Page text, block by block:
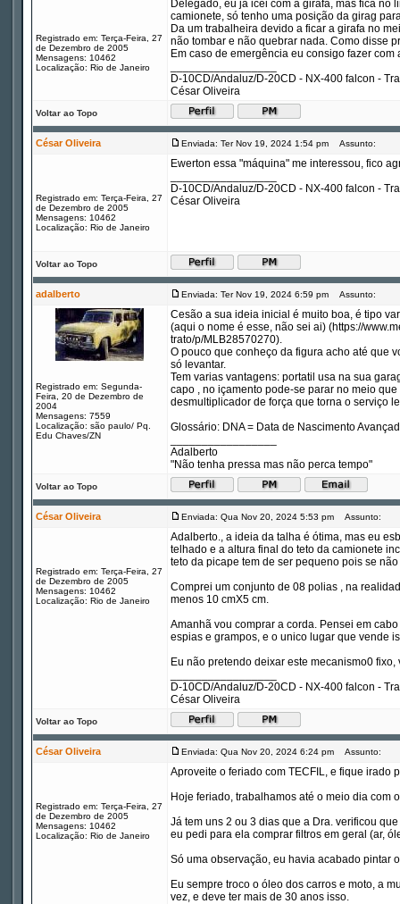
Registrado em: Terça-Feira, 27
de Dezembro de 2005
Mensagens: 10462
Localização: Rio de Janeiro
Delegado, eu já icei com a girafa, mas fica no
camionete, só tenho uma posição da girag
Da um trabalheira devido a ficar a girafa no
não tombar e não quebrar nada. Como disse
Em caso de emergência eu consigo fazer
D-10CD/Andaluz/D-20CD - NX-400 falcon -
César Oliveira
Voltar ao Topo
César Oliveira Enviada: Ter Nov 19, 2024 1:54 pm Assunto:
Registrado em: Terça-Feira, 27
de Dezembro de 2005
Mensagens: 10462
Localização: Rio de Janeiro
Ewerton essa "máquina" me interessou, fico
D-10CD/Andaluz/D-20CD - NX-400 falcon -
César Oliveira
Voltar ao Topo
adalberto Enviada: Ter Nov 19, 2024 6:59 pm Assunto:
Registrado em: Segunda-
Feira, 20 de Dezembro de
2004
Mensagens: 7559
Localização: são paulo/ Pq.
Edu Chaves/ZN
Cesão a sua ideia inicial é muito boa, é tipo
(aqui o nome é esse, não sei ai) (https://
trato/p/MLB28570270).
O pouco que conheço da figura acho até que
só levantar.
Tem varias vantagens: portatil usa na sua
capo , no içamento pode-se parar no meio
desmultiplicador de força que torna o serviço
Glossário: DNA = Data de Nascimento
Adalberto
"Não tenha pressa mas não perca tempo"
Voltar ao Topo
César Oliveira Enviada: Qua Nov 20, 2024 5:53 pm Assunto:
Registrado em: Terça-Feira, 27
de Dezembro de 2005
Mensagens: 10462
Localização: Rio de Janeiro
Adalberto., a ideia da talha é ótima, mas eu
telhado e a altura final do teto da camionete
teto da picape tem de ser pequeno pois se
Comprei um conjunto de 08 polias , na
menos 10 cmX5 cm.
Amanhã vou comprar a corda. Pensei em
espias e grampos, e o unico lugar que vende
Eu não pretendo deixar este mecanismo0
D-10CD/Andaluz/D-20CD - NX-400 falcon -
César Oliveira
Voltar ao Topo
César Oliveira Enviada: Qua Nov 20, 2024 6:24 pm Assunto:
Registrado em: Terça-Feira, 27
de Dezembro de 2005
Mensagens: 10462
Localização: Rio de Janeiro
Aproveite o feriado com TECFIL, e fique irado
Hoje feriado, trabalhamos até o meio dia com
Já tem uns 2 ou 3 dias que a Dra. verificou
eu pedi para ela comprar filtros em geral (ar,
Só uma observação, eu havia acabado pintar
Eu sempre troco o óleo dos carros e moto, a
vez, e deve ter mais de 30 anos isso.